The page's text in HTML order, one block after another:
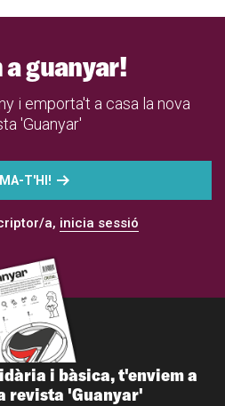
guanyar!
i emporta't a casa la nova
'Guanyar'
T'HI!
a, inicia sessió
i bàsica, t'enviem a
revista 'Guanyar'